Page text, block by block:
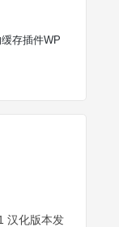
存插件WP
汉化版本发